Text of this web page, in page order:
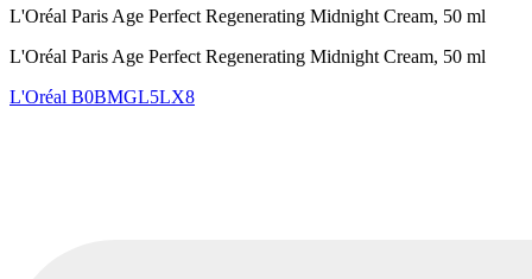
L'Oréal Paris Age Perfect Regenerating Midnight Cream, 50 ml
L'Oréal Paris Age Perfect Regenerating Midnight Cream, 50 ml
L'Oréal B0BMGL5LX8